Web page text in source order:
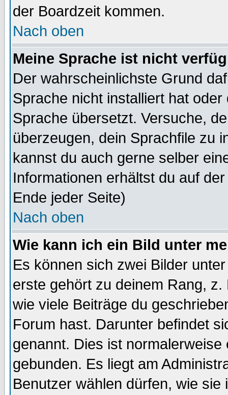
der Boardzeit kommen.
Nach oben
Meine Sprache ist nicht
Der wahrscheinlichste Grund
Sprache nicht installiert hat
Sprache übersetzt. Versuche,
überzeugen, dein Sprachfile zu
kannst du auch gerne selber
Informationen erhältst du auf
Ende jeder Seite)
Nach oben
Wie kann ich ein Bild unter
Es können sich zwei Bilder
erste gehört zu deinem Rang,
wie viele Beiträge du
Forum hast. Darunter befindet
genannt. Dies ist
gebunden. Es liegt am
Benutzer wählen dürfen, wie